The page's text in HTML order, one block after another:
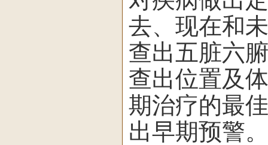
去、现在和
查出五脏六
查出位置及
期治疗的最
出早期预警。